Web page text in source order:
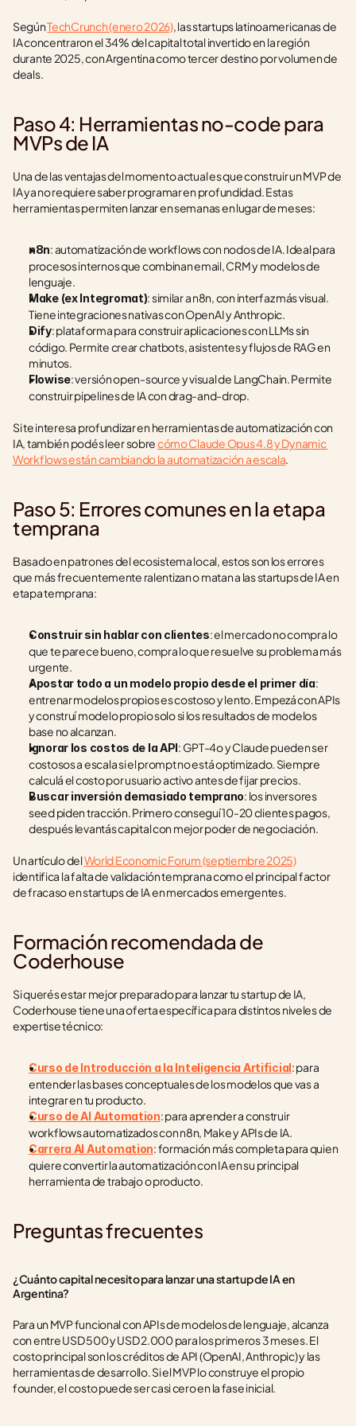
Según TechCrunch (enero 2026), las startups latinoamericanas de
IA concentraron el 34% del capital total invertido en la región
durante 2025, con Argentina como tercer destino por volumen de
deals.
Paso 4: Herramientas no-code para
MVPs de IA
Una de las ventajas del momento actual es que construir un MVP de
IA ya no requiere saber programar en profundidad. Estas
herramientas permiten lanzar en semanas en lugar de meses:
n8n: automatización de workflows con nodos de IA. Ideal para
procesos internos que combinan email, CRM y modelos de
lenguaje.
Make (ex Integromat): similar a n8n, con interfaz más visual.
Tiene integraciones nativas con OpenAI y Anthropic.
Dify: plataforma para construir aplicaciones con LLMs sin
código. Permite crear chatbots, asistentes y flujos de RAG en
minutos.
Flowise: versión open-source y visual de LangChain. Permite
construir pipelines de IA con drag-and-drop.
Si te interesa profundizar en herramientas de automatización con
IA, también podés leer sobre cómo Claude Opus 4.8 y Dynamic
Workflows están cambiando la automatización a escala.
Paso 5: Errores comunes en la etapa
temprana
Basado en patrones del ecosistema local, estos son los errores
que más frecuentemente ralentizan o matan a las startups de IA en
etapa temprana:
Construir sin hablar con clientes: el mercado no compra lo
que te parece bueno, compra lo que resuelve su problema más
urgente.
Apostar todo a un modelo propio desde el primer día:
entrenar modelos propios es costoso y lento. Empezá con APIs
y construí modelo propio solo si los resultados de modelos
base no alcanzan.
Ignorar los costos de la API: GPT-4o y Claude pueden ser
costosos a escala si el prompt no está optimizado. Siempre
calculá el costo por usuario activo antes de fijar precios.
Buscar inversión demasiado temprano: los inversores
seed piden tracción. Primero conseguí 10-20 clientes pagos,
después levantás capital con mejor poder de negociación.
Un artículo del World Economic Forum (septiembre 2025)
identifica la falta de validación temprana como el principal factor
de fracaso en startups de IA en mercados emergentes.
Formación recomendada de
Coderhouse
Si querés estar mejor preparado para lanzar tu startup de IA,
Coderhouse tiene una oferta específica para distintos niveles de
expertise técnico:
Curso de Introducción a la Inteligencia Artificial: para
entender las bases conceptuales de los modelos que vas a
integrar en tu producto.
Curso de AI Automation: para aprender a construir
workflows automatizados con n8n, Make y APIs de IA.
Carrera AI Automation: formación más completa para quien
quiere convertir la automatización con IA en su principal
herramienta de trabajo o producto.
Preguntas frecuentes
¿Cuánto capital necesito para lanzar una startup de IA en
Argentina?
Para un MVP funcional con APIs de modelos de lenguaje, alcanza
con entre USD 500 y USD 2.000 para los primeros 3 meses. El
costo principal son los créditos de API (OpenAI, Anthropic) y las
herramientas de desarrollo. Si el MVP lo construye el propio
founder, el costo puede ser casi cero en la fase inicial.